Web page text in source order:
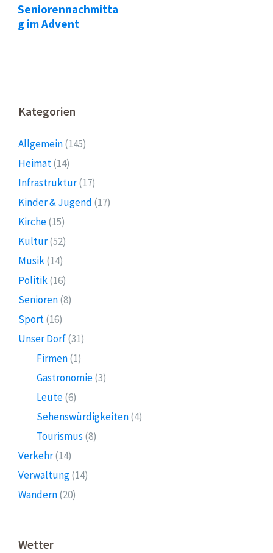
Seniorennachmitta
g im Advent
Kategorien
Allgemein(145)
Heimat(14)
Infrastruktur(17)
Kinder & Jugend (17)
Kirche(15)
Kultur(52)
Musik(14)
Politik(16)
Senioren(8)
Sport(16)
Unser Dorf(31)
Firmen(1)
Gastronomie(3)
Leute(6)
Sehenswürdigkeiten(4)
Tourismus (8)
Verkehr(14)
Verwaltung(14)
Wandern(20)
Wetter